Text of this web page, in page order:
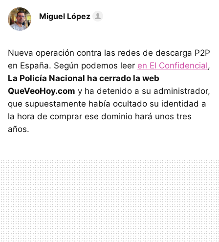
Miguel López
Nueva operación contra las redes de descarga P2P
en España. Según podemos leer en El Confidencial,
La Policía Nacional ha cerrado la web
QueVeoHoy.com y ha detenido a su administrador,
que supuestamente había ocultado su identidad a
la hora de comprar ese dominio hará unos tres
años.